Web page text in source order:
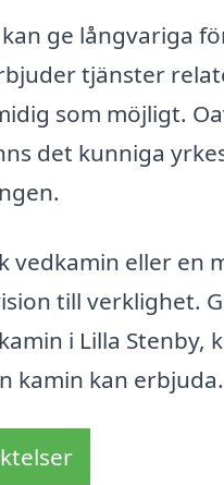
ge långvariga
tjänster
som möjligt.
det kunniga
vedkamin eller en
till verklighet.
i Lilla Stenby,
kamin kan erbjuda.